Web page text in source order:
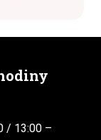
/ 13:00 –